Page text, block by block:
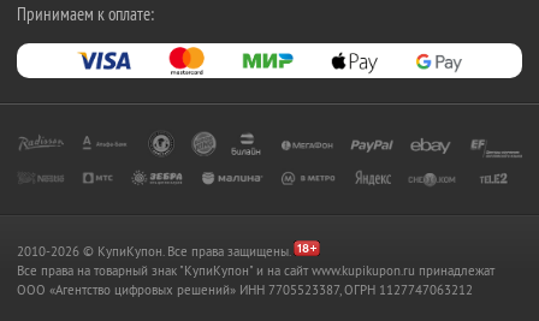
Принимаем к оплате:
2010-2026 © КупиКупон. Все права защищены.
Все права на товарный знак "КупиКупон" и на сайт www.kupikupon.ru принадлежат
OOO «Агентство цифровых решений» ИНН 7705523387, ОГРН 1127747063212